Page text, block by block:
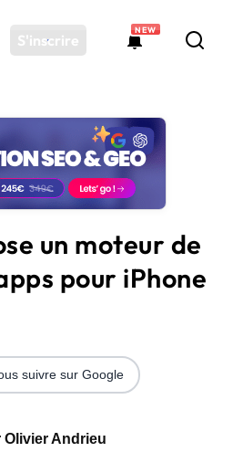
S'inscrire
NEW
un moteur de
pour iPhone
Olivier Andrieu
suivre sur Google